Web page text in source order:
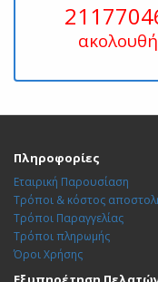
Πληροφορίες
Εταιρική Παρουσίαση
Τρόποι & κόστος
Τρόποι Παραγγελίας
Τρόποι πληρωμής
Όροι Χρήσης